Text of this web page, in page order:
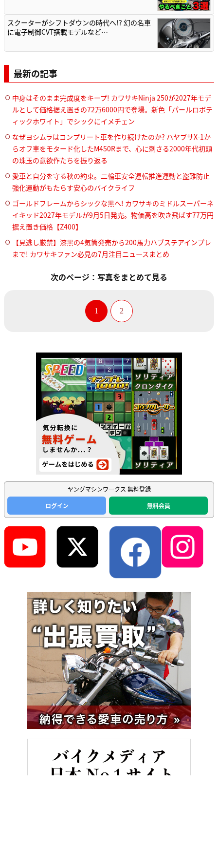
スクーターがシフトダウンの時代へ!? 幻の名車
に電子制御CVT搭載モデルなど…
最新の記事
中身はそのまま完成度をキープ! カワサキNinja 250が2027年モデ
ルとして価格据え置きの72万6000円で登場。新色「パールロボテ
ィックホワイト」でシックにイメチェン
なぜヨシムラはコンプリート車を作り続けたのか? ハヤブサX-1か
らオフ車をモタード化したM450Rまで、心に刺さる2000年代初頭
の珠玉の意欲作たちを振り返る
愛車と自分を守る秋の約束。二輪車安全運転推進運動と盗難防止
強化運動がもたらす安心のバイクライフ
ゴールドフレームからシックな黒へ! カワサキのミドルスーパーネ
イキッド2027年モデルが9月5日発売。物価高を吹き飛ばす77万円
据え置き価格【Z400】
【見逃し厳禁】漆黒の4気筒発売から200馬力ハブステアインプレ
まで! カワサキファン必見の7月注目ニュースまとめ
次のページ：写真をまとめて見る
1 2
ヤングマシンワークス 無料登録
ログイン
無料会員